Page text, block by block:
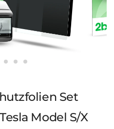
Set
Model S/X